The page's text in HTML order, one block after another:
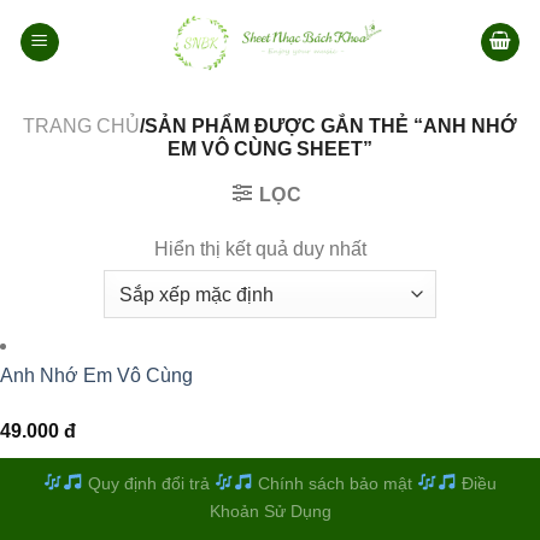
qua
TRANG CHỦ/SẢN PHẨM ĐƯỢC GẮN THẺ “ANH NHỚ
EM VÔ CÙNG SHEET”
LỌC
Hiển thị kết quả duy nhất
Anh Nhớ Em Vô Cùng
49.000 đ
Quy định đổi trả Chính sách bảo mật
Điều
Khoản Sử Dụng